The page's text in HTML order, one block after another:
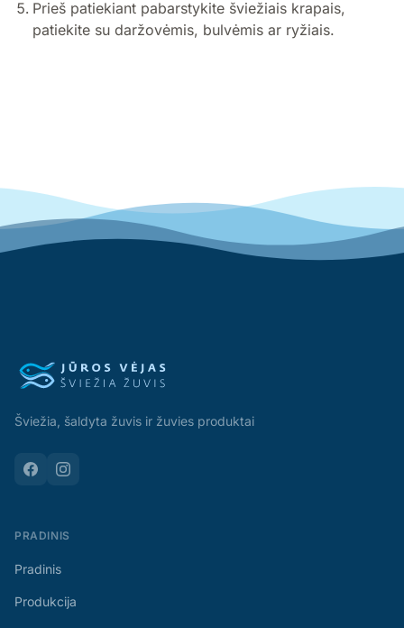
Prieš patiekiant pabarstykite šviežiais krapais,
patiekite su daržovėmis, bulvėmis ar ryžiais.
Šviežia, šaldyta žuvis ir žuvies produktai
PRADINIS
Pradinis
Produkcija